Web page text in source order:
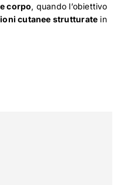
corpo, quando l’obiettivo
cutanee strutturate in